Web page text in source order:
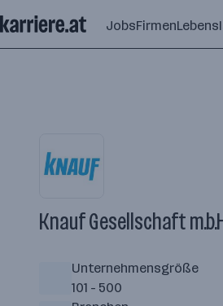
Seiteninhalt
springen
JobsFirmen
Knauf Gesellschaft
Unternehmensgröße
101 - 500